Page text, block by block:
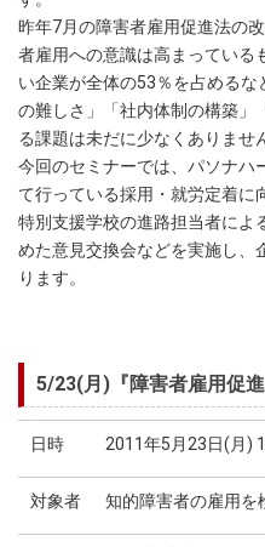
昨年7月の障害者雇用促進法の
者雇用への意識は高まっている
い企業が全体の53％を占める
の難しさ」「社内体制の構築」
る課題は未だに少なくありませ
今回のセミナーでは、パソナハ
て行っている採用・就労定着に
特別支援学校の進路担当者によ
めた意見交換会などを実施し、
ります。
5/23(月)『障害者雇用促
日時 2011年5月23日(月)
対象者 知的障害者の雇用を